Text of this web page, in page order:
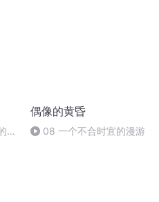
偶像的黄昏
08 一个不合时宜的漫游